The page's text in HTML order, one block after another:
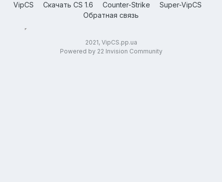
VipCS Скачать CS 1.6 Counter-Strike
Super-VipCS
Обратная связь
2021, VipCS.pp.ua
Powered by 22 Invision Community